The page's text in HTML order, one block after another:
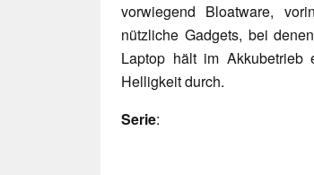
vorwiegend Bloatware,
nützliche Gadgets, bei
Laptop hält im Akkubetrieb
Helligkeit durch.
Serie: